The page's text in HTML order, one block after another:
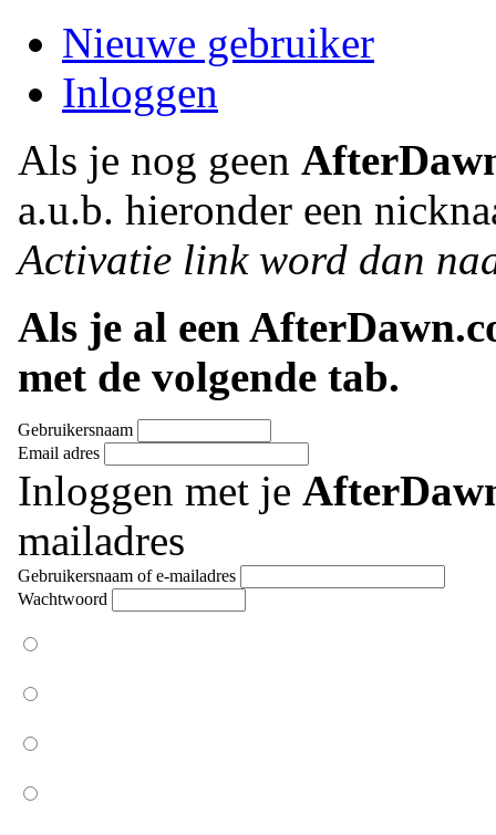
Nieuwe gebruiker
Inloggen
Als je nog geen
a.u.b. hieronder een
Activatie link word dan
Als je al een
met de volgende tab.
Gebruikersnaam
Email adres
Inloggen met je
mailadres
Gebruikersnaam of e-mailadres
Wachtwoord